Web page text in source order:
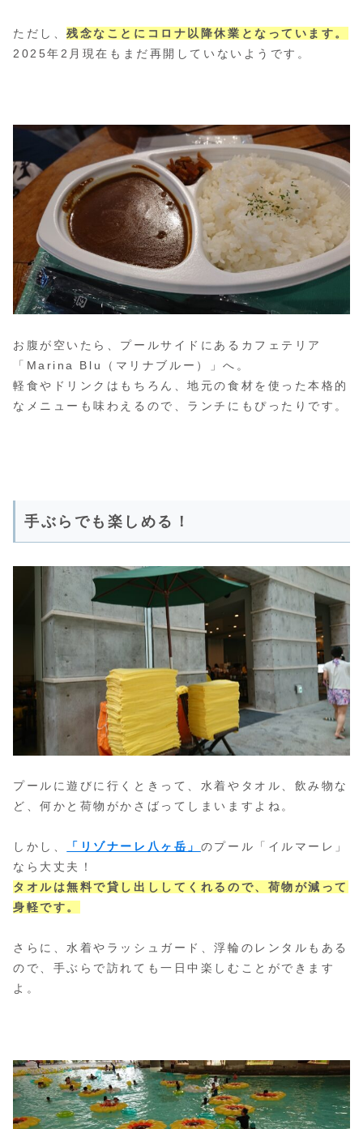
ただし、残念なことにコロナ以降休業となっています。
2025年2月現在もまだ再開していないようです。
お腹が空いたら、プールサイドにあるカフェテリア
「Marina Blu（マリナブルー）」へ。
軽食やドリンクはもちろん、地元の食材を使った本格的
なメニューも味わえるので、ランチにもぴったりです。
手ぶらでも楽しめる！
プールに遊びに行くときって、水着やタオル、飲み物な
ど、何かと荷物がかさばってしまいますよね。
しかし、 「リゾナーレ八ヶ岳」 のプール「イルマーレ」
なら大丈夫！
タオルは無料で貸し出ししてくれるので、荷物が減って
身軽です。
さらに、水着やラッシュガード、浮輪のレンタルもある
ので、手ぶらで訪れても一日中楽しむことができます
よ。